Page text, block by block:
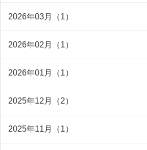
2026年03月（1）
2026年02月（1）
2026年01月（1）
2025年12月（2）
2025年11月（1）